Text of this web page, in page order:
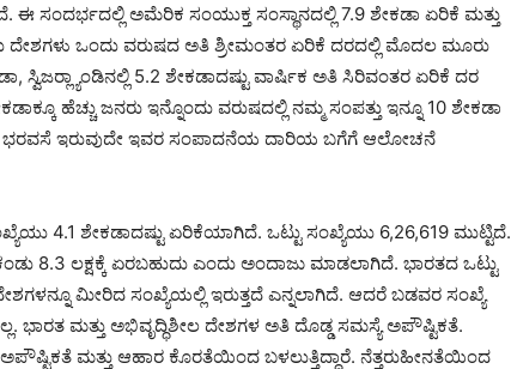
ಈ ಸಂದರ್ಭದಲ್ಲಿ ಅಮೆರಿಕ ಸಂಯುಕ್ತ ಸಂಸ್ಥಾನದಲ್ಲಿ 7.9 ಶೇಕಡಾ ಏರಿಕೆ ಮತ್ತು
ಒಂದು ವರುಷದ ಅತಿ ಶ್ರೀಮಂತರ ಏರಿಕೆ ದರದಲ್ಲಿ ಮೊದಲ ಮೂರು
ಸ್ವಿಜರ್‍ಲ್ಯಾಂಡಿನಲ್ಲಿ 5.2 ಶೇಕಡಾದಷ್ಟು ವಾರ್ಷಿಕ ಅತಿ ಸಿರಿವಂತರ ಏರಿಕೆ ದರ
ಹೆಚ್ಚು ಜನರು ಇನ್ನೊಂದು ವರುಷದಲ್ಲಿ ನಮ್ಮ ಸಂಪತ್ತು ಇನ್ನೂ 10 ಶೇಕಡಾ
ಭರವಸೆ ಇರುವುದೇ ಇವರ ಸಂಪಾದನೆಯ ದಾರಿಯ ಬಗೆಗೆ ಆಲೋಚನೆ
4.1 ಶೇಕಡಾದಷ್ಟು ಏರಿಕೆಯಾಗಿದೆ. ಒಟ್ಟು ಸಂಖ್ಯೆಯು 6,26,619 ಮುಟ್ಟಿದೆ.
8.3 ಲಕ್ಷಕ್ಕೆ ಏರಬಹುದು ಎಂದು ಅಂದಾಜು ಮಾಡಲಾಗಿದೆ. ಭಾರತದ ಒಟ್ಟು
ಮೀರಿದ ಸಂಖ್ಯೆಯಲ್ಲಿ ಇರುತ್ತದೆ ಎನ್ನಲಾಗಿದೆ. ಆದರೆ ಬಡವರ ಸಂಖ್ಯೆ
ಭಾರತ ಮತ್ತು ಅಭಿವೃದ್ಧಿಶೀಲ ದೇಶಗಳ ಅತಿ ದೊಡ್ಡ ಸಮಸ್ಯೆ ಅಪೌಷ್ಟಿಕತೆ.
ಮತ್ತು ಆಹಾರ ಕೊರತೆಯಿಂದ ಬಳಲುತ್ತಿದ್ದಾರೆ. ನೆತ್ತರುಹೀನತೆಯಿಂದ